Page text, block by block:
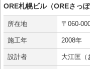
ORE札幌ビル（OREさっぽ
所在地 〒060-
施工年 2008年
設計者 大江匡（